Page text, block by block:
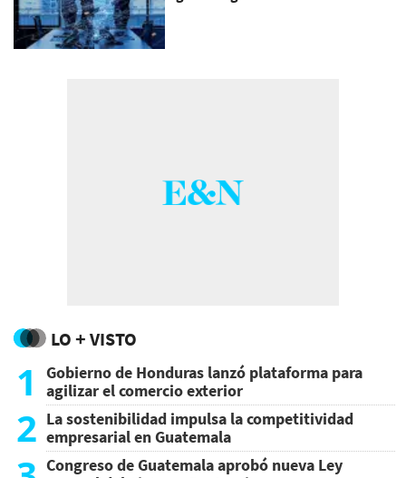
LO + VISTO
1
Gobierno de Honduras lanzó plataforma para
agilizar el comercio exterior
2 La sostenibilidad impulsa la competitividad
empresarial en Guatemala
Congreso de Guatemala aprobó nueva Ley